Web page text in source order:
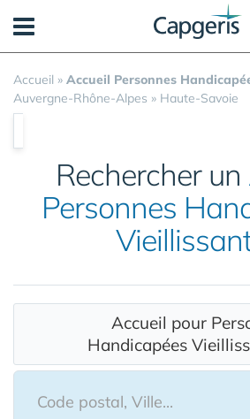
Accueil » Accueil Personnes
Auvergne-Rhône-Alpes » Haute-Savoie
Rechercher un
Personnes
Accueil pour
Handicapées